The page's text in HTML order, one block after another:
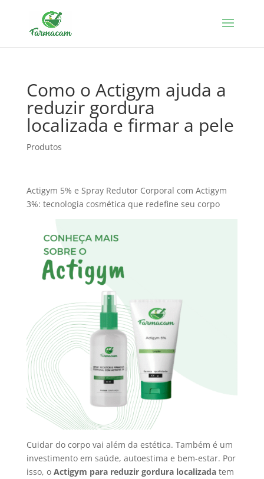
Como o Actigym ajuda a
reduzir gordura
localizada e firmar a pele
Produtos
Actigym 5% e Spray Redutor Corporal com Actigym
3%: tecnologia cosmética que redefine seu corpo
Cuidar do corpo vai além da estética. Também é um
investimento em saúde, autoestima e bem-estar. Por
isso, o Actigym para reduzir gordura localizadatem